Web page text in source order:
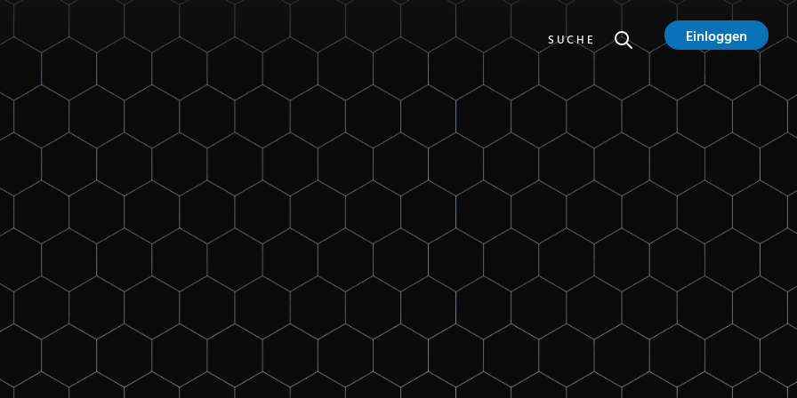
SUCHE Einloggen
28.09.bis30.09.2026 Dresden, Loschwitzer Str. 1 3Plätze frei
07
.bis09 2027 Dresden, Loschwitzer Str. 1 11Plätze frei